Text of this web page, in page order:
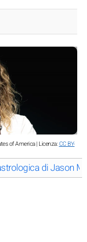
of America | Licenza:CC BY-
di Jason